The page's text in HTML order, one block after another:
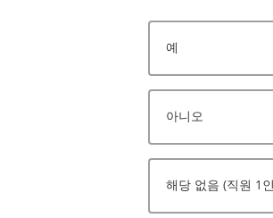
예
아니오
해당 없음 (직원 1